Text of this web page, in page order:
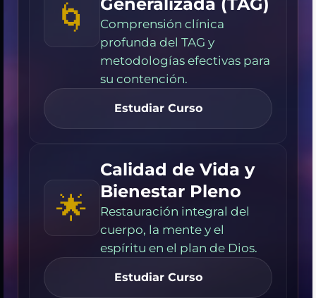
🌀
Comprensión clínica
profunda del TAG y
metodologías efectivas para
su contención.
Estudiar Curso
🌟
Calidad de Vida y
Bienestar Pleno
Restauración integral del
cuerpo, la mente y el
espíritu en el plan de Dios.
Estudiar Curso